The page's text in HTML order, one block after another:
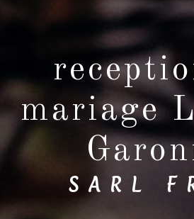
mariage
SARL